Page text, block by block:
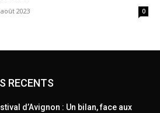
2023 0
RECENTS
d’Avignon : Un bilan, face aux